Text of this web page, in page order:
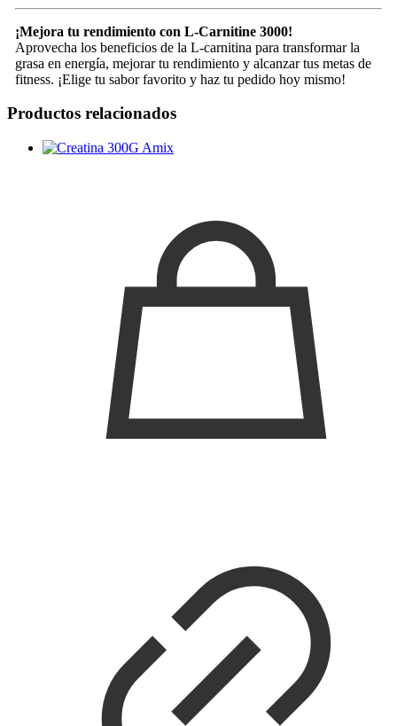
¡Mejora tu rendimiento con L-Carnitine 3000!
Aprovecha los beneficios de la L-carnitina para transformar la
grasa en energía, mejorar tu rendimiento y alcanzar tus metas de
fitness. ¡Elige tu sabor favorito y haz tu pedido hoy mismo!
Productos relacionados